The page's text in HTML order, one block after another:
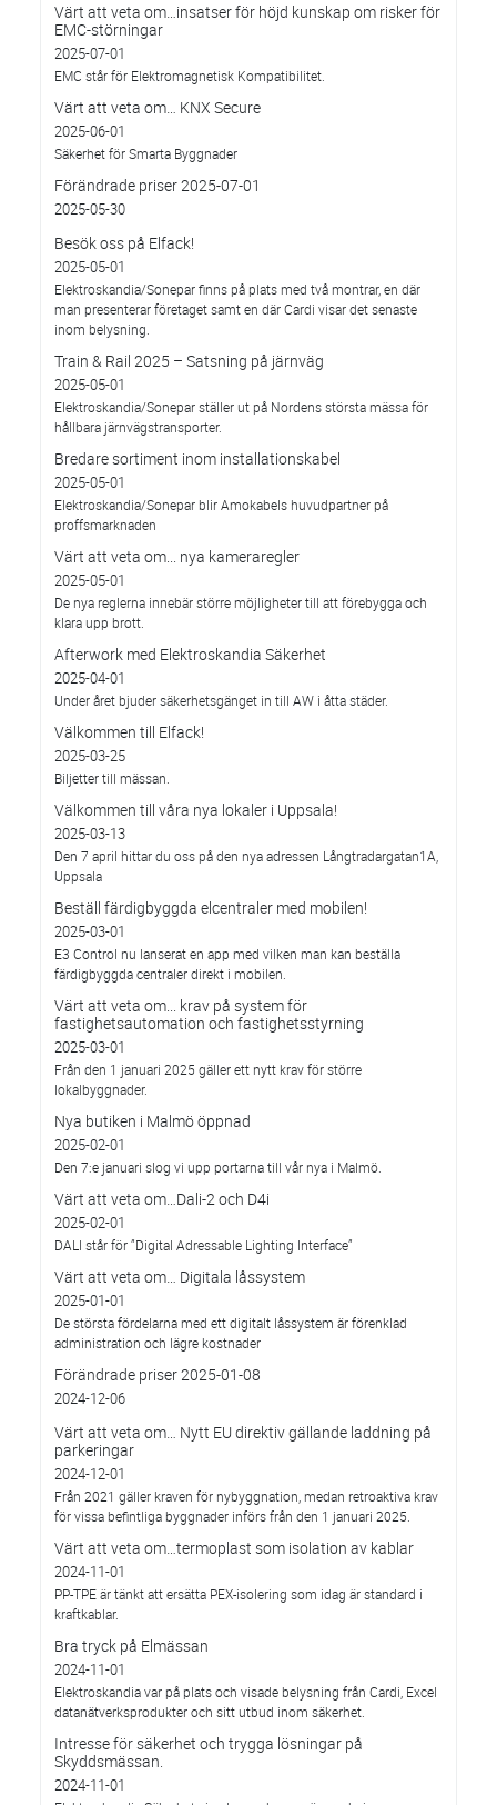
Värt att veta om…insatser för höjd kunskap om risker för
EMC-störningar
2025-07-01
EMC står för Elektromagnetisk Kompatibilitet.
Värt att veta om… KNX Secure
2025-06-01
Säkerhet för Smarta Byggnader
Förändrade priser 2025-07-01
2025-05-30
Besök oss på Elfack!
2025-05-01
Elektroskandia/Sonepar finns på plats med två montrar, en där
man presenterar företaget samt en där Cardi visar det senaste
inom belysning.
Train & Rail 2025 – Satsning på järnväg
2025-05-01
Elektroskandia/Sonepar ställer ut på Nordens största mässa för
hållbara järnvägstransporter.
Bredare sortiment inom installationskabel
2025-05-01
Elektroskandia/Sonepar blir Amokabels huvudpartner på
proffsmarknaden
Värt att veta om... nya kameraregler
2025-05-01
De nya reglerna innebär större möjligheter till att förebygga och
klara upp brott.
Afterwork med Elektroskandia Säkerhet
2025-04-01
Under året bjuder säkerhetsgänget in till AW i åtta städer.
Välkommen till Elfack!
2025-03-25
Biljetter till mässan.
Välkommen till våra nya lokaler i Uppsala!
2025-03-13
Den 7 april hittar du oss på den nya adressen Långtradargatan1A,
Uppsala
Beställ färdigbyggda elcentraler med mobilen!
2025-03-01
E3 Control nu lanserat en app med vilken man kan beställa
färdigbyggda centraler direkt i mobilen.
Värt att veta om... krav på system för
fastighetsautomation och fastighetsstyrning
2025-03-01
Från den 1 januari 2025 gäller ett nytt krav för större
lokalbyggnader.
Nya butiken i Malmö öppnad
2025-02-01
Den 7:e januari slog vi upp portarna till vår nya i Malmö.
Värt att veta om…Dali-2 och D4i
2025-02-01
DALI står för ”Digital Adressable Lighting Interface”
Värt att veta om… Digitala låssystem
2025-01-01
De största fördelarna med ett digitalt låssystem är förenklad
administration och lägre kostnader
Förändrade priser 2025-01-08
2024-12-06
Värt att veta om… Nytt EU direktiv gällande laddning på
parkeringar
2024-12-01
Från 2021 gäller kraven för nybyggnation, medan retroaktiva krav
för vissa befintliga byggnader införs från den 1 januari 2025.
Värt att veta om…termoplast som isolation av kablar
2024-11-01
PP-TPE är tänkt att ersätta PEX-isolering som idag är standard i
kraftkablar.
Bra tryck på Elmässan
2024-11-01
Elektroskandia var på plats och visade belysning från Cardi, Excel
datanätverksprodukter och sitt utbud inom säkerhet.
Intresse för säkerhet och trygga lösningar på
Skyddsmässan.
2024-11-01